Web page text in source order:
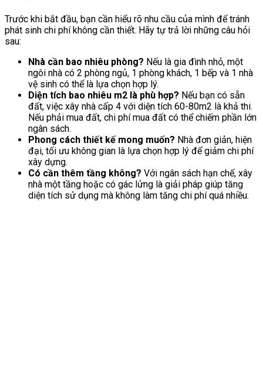
Trước khi bắt đầu, bạn cần hiểu rõ nhu cầu của mình để tránh
phát sinh chi phí không cần thiết. Hãy tự trả lời những câu hỏi
sau:
Nhà cần bao nhiêu phòng? Nếu là gia đình nhỏ, một
ngôi nhà có 2 phòng ngủ, 1 phòng khách, 1 bếp và 1 nhà
vệ sinh có thể là lựa chọn hợp lý.
Diện tích bao nhiêu m2 là phù hợp? Nếu bạn có sẵn
đất, việc xây nhà cấp 4 với diện tích 60-80m2 là khả thi.
Nếu phải mua đất, chi phí mua đất có thể chiếm phần lớn
ngân sách.
Phong cách thiết kế mong muốn? Nhà đơn giản, hiện
đại, tối ưu không gian là lựa chọn hợp lý để giảm chi phí
xây dựng.
Có cần thêm tầng không? Với ngân sách hạn chế, xây
nhà một tầng hoặc có gác lửng là giải pháp giúp tăng
diện tích sử dụng mà không làm tăng chi phí quá nhiều.